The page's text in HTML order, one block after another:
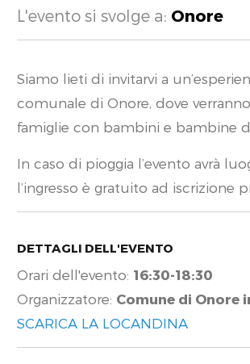
L'evento si svolge a: Onore
Siamo lieti di invitarvi a
comunale di Onore, dove
famiglie con bambini e bambine
In caso di pioggia l’evento avrà
l’ingresso è gratuito ad iscrizione
DETTAGLI DELL'EVENTO
Orari dell'evento: 16:30-18:30
Organizzatore: Comune di Onore
SCARICA LA LOCANDINA